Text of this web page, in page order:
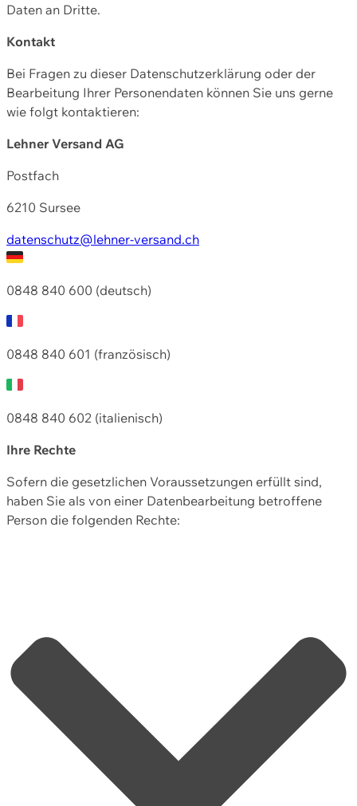
Daten an Dritte.
Kontakt
Bei Fragen zu dieser Datenschutzerklärung oder der
Bearbeitung Ihrer Personendaten können Sie uns gerne
wie folgt kontaktieren:
Lehner Versand AG
Postfach
6210 Sursee
datenschutz@lehner-versand.ch
0848 840 600 (deutsch)
0848 840 601 (französisch)
0848 840 602 (italienisch)
Ihre Rechte
Sofern die gesetzlichen Voraussetzungen erfüllt sind,
haben Sie als von einer Datenbearbeitung betroffene
Person die folgenden Rechte: